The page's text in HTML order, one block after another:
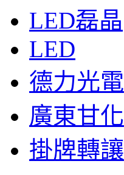
LED磊晶
LED
德力光電
廣東甘化
掛牌轉讓